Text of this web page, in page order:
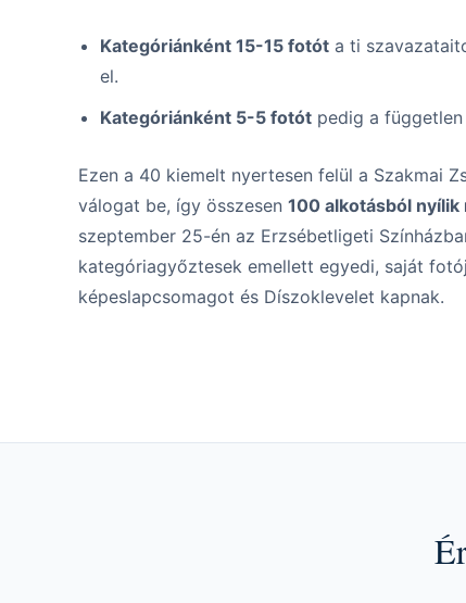
Kategóriánként 15-15 fotót a ti
el.
Kategóriánként 5-5 fotót pedig a
Ezen a 40 kiemelt nyertesen felül a Szakmai
válogat be, így összesen 100 alkotásból nyílik
szeptember 25-én az Erzsébetligeti
kategóriagyőztesek emellett egyedi, saját
képeslapcsomagot és Díszoklevelet kapnak.